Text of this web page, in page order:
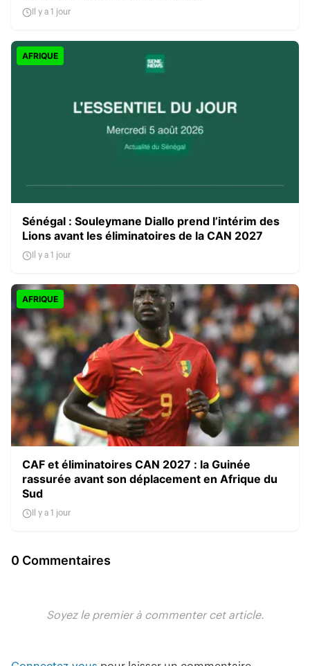
Il y a 1 jour
AFRIQUE
Sénégal : Souleymane Diallo prend l’intérim des
Lions avant les éliminatoires de la CAN 2027
Il y a 1 jour
AFRIQUE
CAF et éliminatoires CAN 2027 : la Guinée
rassurée avant son déplacement en Afrique du
Sud
Il y a 1 jour
0 Commentaires
Soyez le premier à commenter cet article.